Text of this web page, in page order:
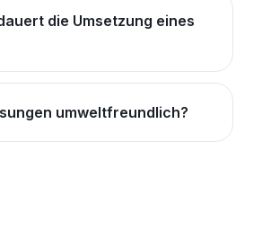
die Umsetzung eines
umweltfreundlich?